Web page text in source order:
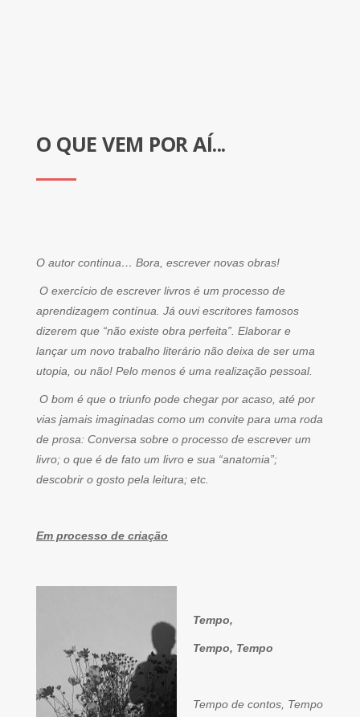
O QUE VEM POR AÍ...
O autor continua… Bora, escrever novas obras!
O exercício de escrever livros é um processo de
aprendizagem contínua. Já ouvi escritores famosos
dizerem que “não existe obra perfeita”. Elaborar e
lançar um novo trabalho literário não deixa de ser uma
utopia, ou não! Pelo menos é uma realização pessoal.
O bom é que o triunfo pode chegar por acaso, até por
vias jamais imaginadas como um convite para uma roda
de prosa: Conversa sobre o processo de escrever um
livro; o que é de fato um livro e sua “anatomia”;
descobrir o gosto pela leitura; etc.
Em processo de criação
Tempo,
Tempo, Tempo
Tempo de contos, Tempo